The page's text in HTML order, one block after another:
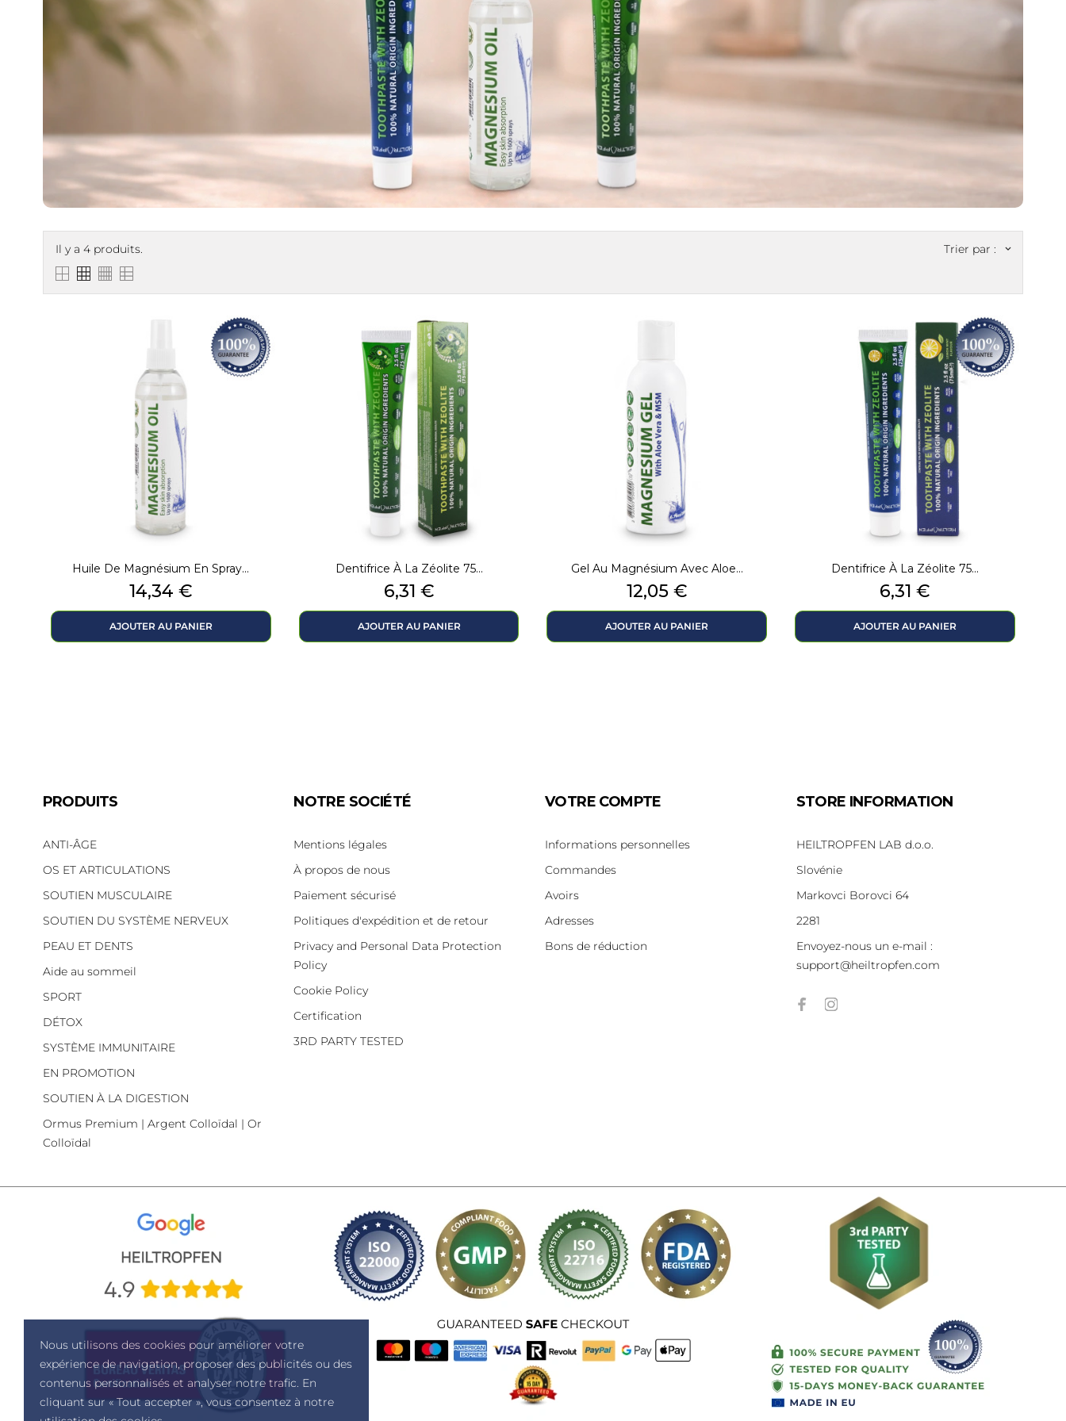
Nous utilisons des cookies pour améliorer votre
expérience de navigation, proposer des publicités ou des
contenus personnalisés et analyser notre trafic. En
cliquant sur « Tout accepter », vous consentez à notre
Il y a 4 produits. Trier par : keyboard_arrow_down
Huile De Magnésium En Spray...
Prix
14,34 €
AJOUTER AU PANIER
Dentifrice À La Zéolite 75...
Prix
6,31 €
AJOUTER AU PANIER
Gel Au Magnésium Avec Aloe...
Prix
12,05 €
AJOUTER AU PANIER
Dentifrice À La Zéolite 75...
Prix
6,31 €
AJOUTER AU PANIER
PRODUITS
ANTI-ÂGE
OS ET ARTICULATIONS
SOUTIEN MUSCULAIRE
SOUTIEN DU SYSTÈME NERVEUX
PEAU ET DENTS
Aide au sommeil
SPORT
DÉTOX
SYSTÈME IMMUNITAIRE
EN PROMOTION
SOUTIEN À LA DIGESTION
Ormus Premium | Argent Colloïdal | Or
Colloïdal
NOTRE SOCIÉTÉ
Mentions légales
À propos de nous
Paiement sécurisé
Politiques d'expédition et de retour
Privacy and Personal Data Protection
Policy
Cookie Policy
Certification
3RD PARTY TESTED
VOTRE COMPTE
Informations personnelles
Commandes
Avoirs
Adresses
Bons de réduction
STORE INFORMATION
HEILTROPFEN LAB d.o.o.
Slovénie
Markovci Borovci 64
2281
Envoyez-nous un e-mail :
support@heiltropfen.com